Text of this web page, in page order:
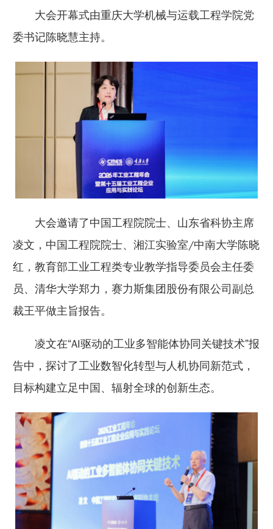
大会开幕式由重庆大学机械与运载工程学院党
委书记陈晓慧主持。
大会邀请了中国工程院院士、山东省科协主席
凌文，中国工程院院士、湘江实验室/中南大学陈晓
红，教育部工业工程类专业教学指导委员会主任委
员、清华大学郑力，赛力斯集团股份有限公司副总
裁王平做主旨报告。
凌文在“AI驱动的工业多智能体协同关键技术”报
告中，探讨了工业数智化转型与人机协同新范式，
目标构建立足中国、辐射全球的创新生态。